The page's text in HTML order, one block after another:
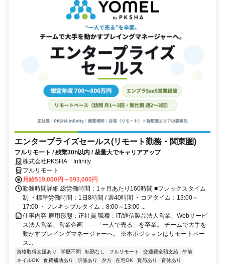
エンタープライズセールス(リモート勤務・関東圏)
フルリモート / 残業30h以内 / 裁量大でキャリアアップ
株式会社PKSHA Infinity
フルリモート
月給519,000円～593,000円
勤務時間詳細 総労働時間：1ヶ月あたり160時間 ■フレックスタイム
制 ・標準労働時間：1日8時間 / 週40時間 ・コアタイム：13:00～
17:00 ・フレキシブルタイム：8:00～13:00 ...
仕事内容 雇用形態：正社員 職種：IT/通信製品法人営業、Webサービ
ス法人営業、営業企画 ――「一人で売る」を卒業。 チームで大手を
動かすプレイングマネージャーへ。 ※本ポジションはリモートベー
ス...
資格取得支援あり 学歴不問 転勤なし フルリモート 交通費全額支給
午前
ネイルOK
食費補助あり 研修あり 夕方 在宅OK 賞与あり
育休あり